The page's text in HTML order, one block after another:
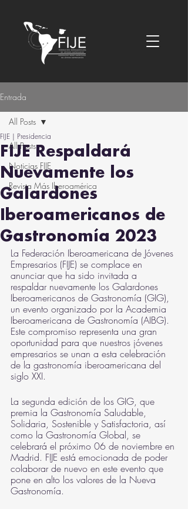
Entrada
All Posts
Noticias FIJE
Revista Más Iberoamérica
All Posts
FIJE Respaldará
Nuevamente los
Galardones
Iberoamericanos de
Gastronomía 2023
FIJE | Presidencia
La Federación Iberoamericana de Jóvenes
Empresarios (FIJE) se complace en
anunciar que ha sido invitada a
respaldar nuevamente los Galardones
Iberoamericanos de Gastronomía (GIG),
un evento organizado por la Academia
Iberoamericana de Gastronomía (AIBG).
Este compromiso representa una gran
oportunidad para que nuestros jóvenes
empresarios se unan a esta celebración
de la gastronomía iberoamericana del
siglo XXI.
La segunda edición de los GIG, que
premia la Gastronomía Saludable,
Solidaria, Sostenible y Satisfactoria, así
como la Gastronomía Global, se
celebrará el próximo 06 de noviembre en
Madrid. FIJE está emocionada de poder
colaborar de nuevo en este evento que
pone en alto los valores de la Nueva
Gastronomía.